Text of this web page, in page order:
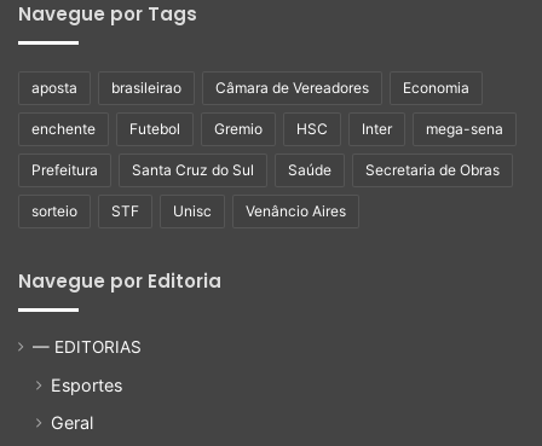
Navegue por Tags
aposta brasileirao Câmara de Vereadores Economia
enchente Futebol Gremio HSC Inter mega-sena
Prefeitura Santa Cruz do Sul Saúde Secretaria de Obras
sorteio STF Unisc Venâncio Aires
Navegue por Editoria
— EDITORIAS
Esportes
Geral